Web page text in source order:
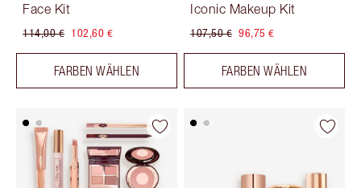
Face Kit
114,00 € 102,60 €
FARBEN WÄHLEN
Iconic Makeup Kit
107,50 € 96,75 €
FARBEN WÄHLEN